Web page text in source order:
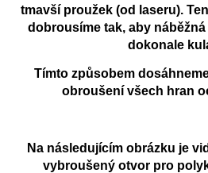
tmavší proužek (od laseru).
dobrousíme tak, aby
dokonale
Tímto způsobem
obroušení všech hran
Na následujícím obrázku je
vybroušený otvor pro